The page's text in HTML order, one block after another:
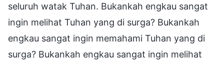
seluruh watak Tuhan. Bukankah engkau sangat
ingin melihat Tuhan yang di surga? Bukankah
engkau sangat ingin memahami Tuhan yang di
surga? Bukankah engkau sangat ingin melihat